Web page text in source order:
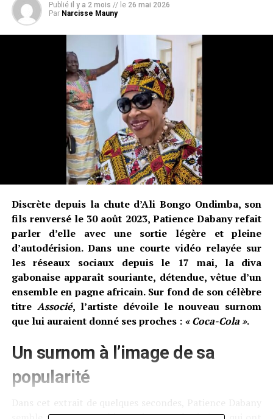
Publié il y a 2 mois // le 26 mai 2026
Par Narcisse Mauny
Discrète depuis la chute d’Ali Bongo Ondimba, son
fils renversé le 30 août 2023, Patience Dabany refait
parler d’elle avec une sortie légère et pleine
d’autodérision. Dans une courte vidéo relayée sur
les réseaux sociaux depuis le 17 mai, la diva
gabonaise apparaît souriante, détendue, vêtue d’un
ensemble en pagne africain. Sur fond de son célèbre
titre Associé, l’artiste dévoile le nouveau surnom
que lui auraient donné ses proches : « Coca-Cola ».
Un surnom à l’image de sa
popularité